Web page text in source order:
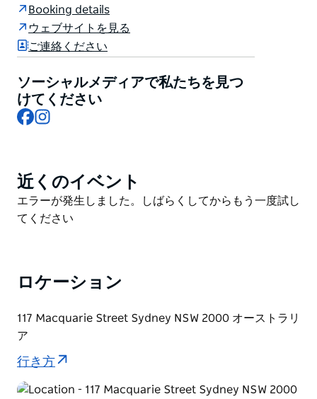
のむようなパノラマの景色を眺めることができます。
美しく復元された 1851 年建造の財務省ビル内にあるイ
ンターコンチネンタル シドニーは、28 室の豪華なスイ
ートを含む 509 室の客室、受賞歴のある世界クラスの
クラブ インターコンチネンタル ラウンジ、活気のある
ダイニング会場を備え、街の貴重なアイコンの 1 つとし
装され、高層階の客室、公共スペース、バー、レストラ
ンが新時代の贅沢を提供します。
Booking details
ウェブサイトを見る
ご連絡ください
ソーシャルメディアで私たちを見つ
けてください
Facebook
Product
List
近くのイベント
Product
List
エラーが発生しました。しばらくしてからもう一度試し
てください
ロケーション
117 Macquarie Street Sydney NSW 2000 オーストラリ
ア
行き方